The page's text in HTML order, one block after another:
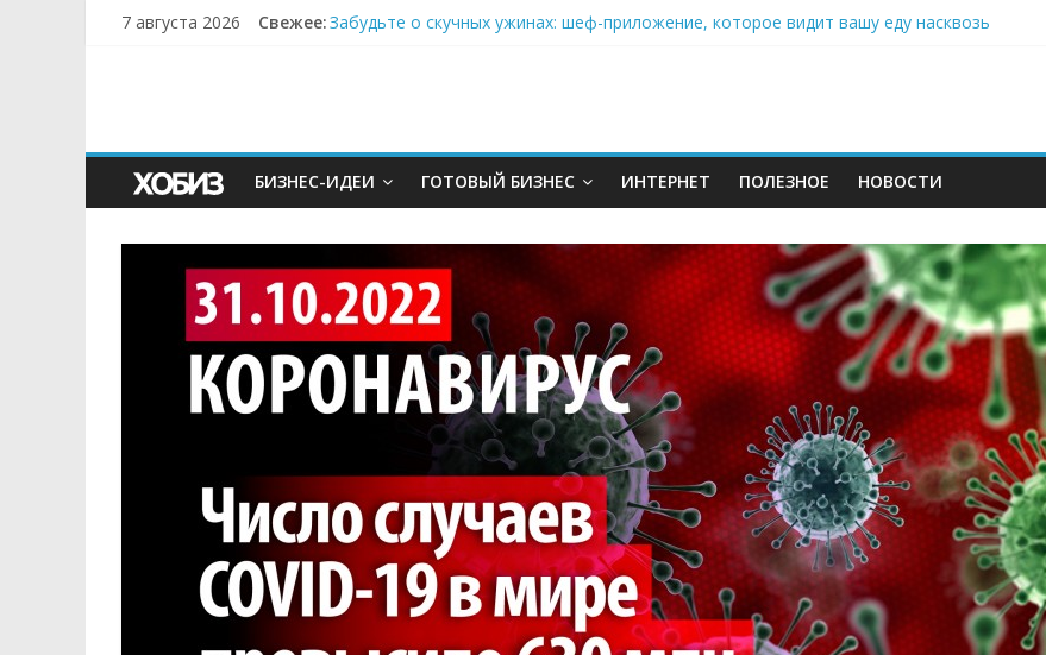
7 августа 2026 Свежее:Забудьте о скучных ужинах: шеф-приложение, которое видит вашу еду насквозь
БИЗНЕС-ИДЕИ ГОТОВЫЙ БИЗНЕС ИНТЕРНЕТ ПОЛЕЗНОЕ НОВОСТИ